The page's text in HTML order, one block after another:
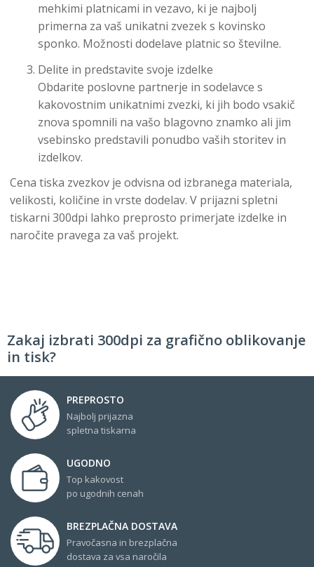
mehkimi platnicami in vezavo, ki je najbolj
primerna za vaš unikatni zvezek s kovinsko
sponko. Možnosti dodelave platnic so številne.
Delite in predstavite svoje izdelke
Obdarite poslovne partnerje in sodelavce s
kakovostnim unikatnimi zvezki, ki jih bodo vsakič
znova spomnili na vašo blagovno znamko ali jim
vsebinsko predstavili ponudbo vaših storitev in
izdelkov.
Cena tiska zvezkov je odvisna od izbranega materiala,
velikosti, količine in vrste dodelav. V prijazni spletni
tiskarni 300dpi lahko preprosto primerjate izdelke in
naročite pravega za vaš projekt.
Zakaj izbrati 300dpi za grafično oblikovanje
in tisk?
PREPROSTO
Najbolj prijazna
spletna tiskarna
UGODNO
Top kakovost
po ugodnih cenah
BREZPLAČNA DOSTAVA
Pravočasna in brezplačna
dostava za vsa naročila